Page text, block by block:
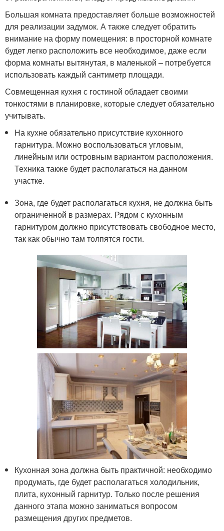
Большая комната предоставляет больше возможностей
для реализации задумок. А также следует обратить
внимание на форму помещения: в просторной комнате
будет легко расположить все необходимое, даже если
форма комнаты вытянутая, в маленькой – потребуется
использовать каждый сантиметр площади.
Совмещенная кухня с гостиной обладает своими
тонкостями в планировке, которые следует обязательно
учитывать.
На кухне обязательно присутствие кухонного
гарнитура. Можно воспользоваться угловым,
линейным или островным вариантом расположения.
Техника также будет располагаться на данном
участке.
Зона, где будет располагаться кухня, не должна быть
ограниченной в размерах. Рядом с кухонным
гарнитуром должно присутствовать свободное место,
так как обычно там толпятся гости.
Кухонная зона должна быть практичной: необходимо
продумать, где будет располагаться холодильник,
плита, кухонный гарнитур. Только после решения
данного этапа можно заниматься вопросом
размещения других предметов.